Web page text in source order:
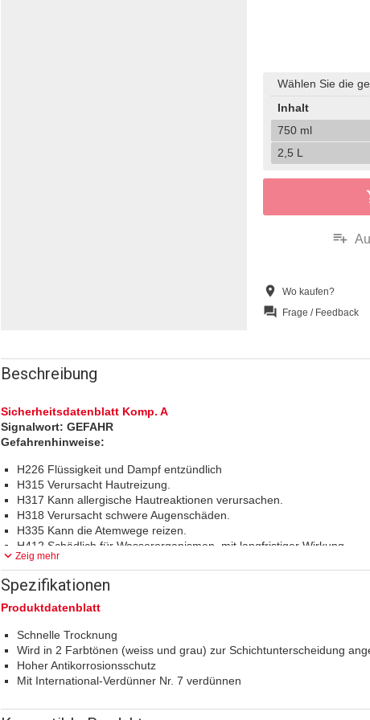
Wählen Sie die
Inhalt
750 ml
2,5 L
playlist_add
location_on Wo kaufen?
question_answer Frage / Feedback
Beschreibung
Sicherheitsdatenblatt Komp. A
Signalwort: GEFAHR
Gefahrenhinweise:
H226 Flüssigkeit und Dampf entzündlich
H315 Verursacht Hautreizung.
H317 Kann allergische Hautreaktionen verursachen.
H318 Verursacht schwere Augenschäden.
H335 Kann die Atemwege reizen.
H412 Schädlich für Wasserorganismen, mit langfristiger Wirkung.
Sicherheitsdatenblatt Komp. B
H226 Flüssigkeit und Dampf entzündlich.
H302 Gesundheitsschädlich bei Verschlucken.
H315 Verursacht Hautreizung.
H317 Kann allergische Hautreaktionen verursachen.
H318 Verursacht schwere Augenschäden.
H335 Kann die Atemwege reizen.
keyboard_arrow_down Zeig mehr
Spezifikationen
Produktdatenblatt
Schnelle Trocknung
Wird in 2 Farbtönen (weiss und grau) zur Schichtunterscheidung
Hoher Antikorrosionsschutz
Mit International-Verdünner Nr. 7 verdünnen